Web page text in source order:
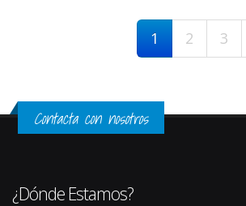
1 2 3
Contacta con nosotros
¿Dónde Estamos?